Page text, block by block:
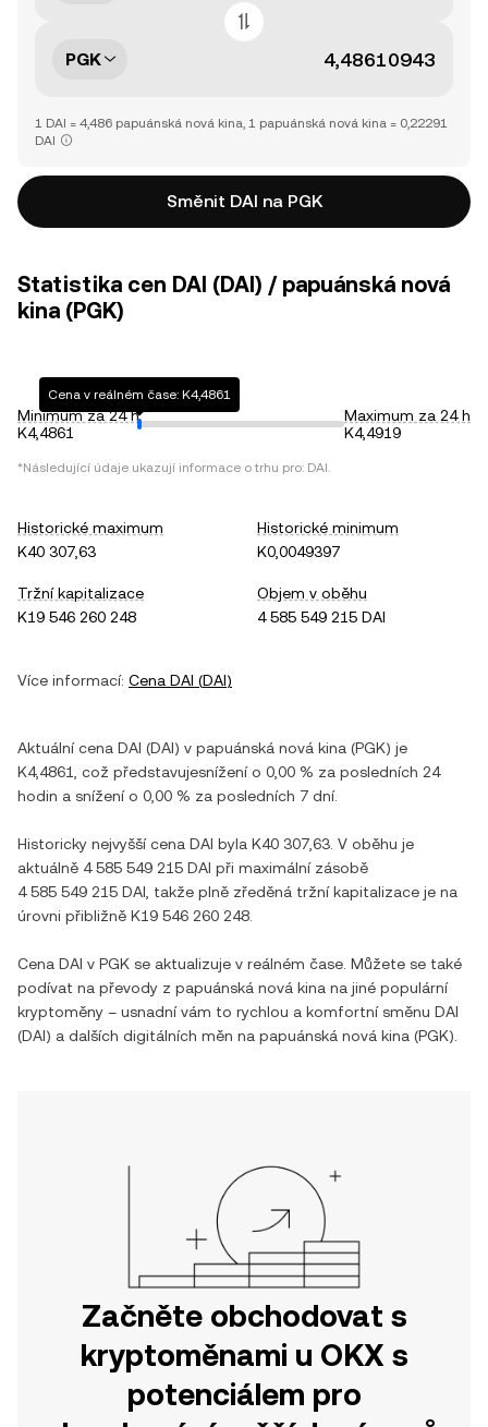
PGK
1 DAI = 4,486 papuánská nová kina, 1 papuánská nová kina = 0,22291
DAI
Směnit DAI na PGK
Statistika cen DAI (DAI) / papuánská nová
kina (PGK)
Minimum za 24 h
K4,4861
Cena v reálném čase: K4,4861
Maximum za 24 h
K4,4919
*Následující údaje ukazují informace o trhu pro: DAI.
Historické maximum
K40 307,63
Historické minimum
K0,0049397
Tržní kapitalizace
K19 546 260 248
Objem v oběhu
4 585 549 215 DAI
Více informací: Cena DAI (DAI)
Aktuální cena DAI (DAI) v papuánská nová kina (PGK) je
K4,4861
, což představujesníženío 0,00 % za posledních 24
hodin a sníženío 0,00 % za posledních 7 dní.
Historicky nejvyšší cena DAI byla K40 307,63 . V oběhu je
aktuálně 4 585 549 215 DAI při maximální zásobě
4 585 549 215 DAI , takže plně zředěná tržní kapitalizace je na
úrovni přibližně K19 546 260 248
Cena DAI v PGK se aktualizuje v reálném čase. Můžete se také
podívat na převody z papuánská nová kina na jiné populární
kryptoměny – usnadní vám to rychlou a komfortní směnu DAI
(DAI) a dalších digitálních měn na papuánská nová kina (PGK).
Začněte obchodovat s
kryptoměnami u OKX s
potenciálem pro